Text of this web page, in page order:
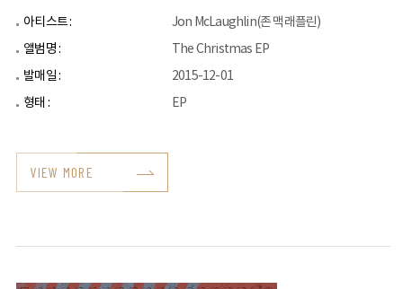
아티스트 :
Jon McLaughlin(존 맥래플린)
앨범명 :
The Christmas EP
발매일 :
2015-12-01
형태 :
EP
VIEW MORE